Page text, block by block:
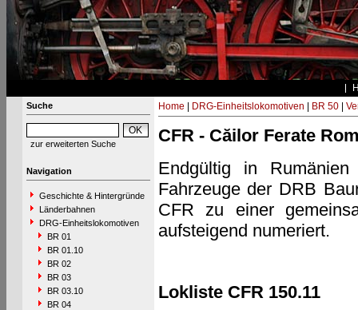
Suche
zur erweiterten Suche
Navigation
Geschichte & Hintergründe
Länderbahnen
DRG-Einheitslokomotiven
BR 01
BR 01.10
BR 02
BR 03
BR 03.10
BR 04
Home DRG-Einheitslokomotiven BR 50|
CFR - Căilor Ferate
Endgültig in
Fahrzeuge der DRB
CFR zu einer
aufsteigend numeriert.
Lokliste CFR 150.11